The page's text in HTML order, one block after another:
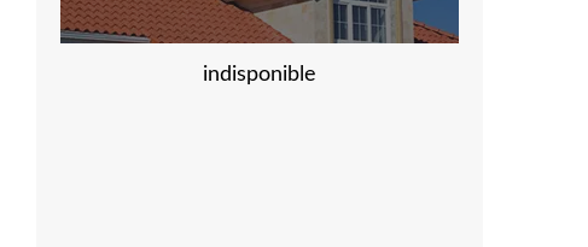
indisponible